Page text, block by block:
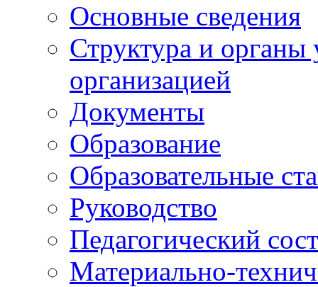
Основные сведения
Структура и органы
организацией
Документы
Образование
Образовательные
Руководство
Педагогический
Материально-